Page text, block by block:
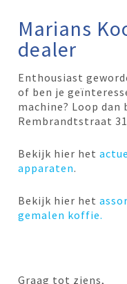
Marians
dealer
Enthousiast
of ben je
machine? Loop dan
Rembrandtstraat
Bekijk hier het
apparaten.
Bekijk hier het
gemalen koffie.
Graag tot ziens,